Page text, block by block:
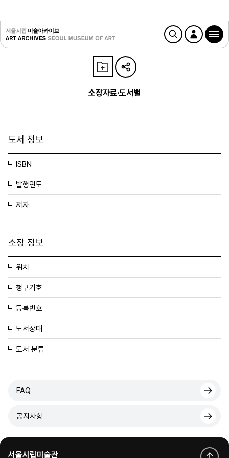
소장자료·도서별
도서 정보
ISBN
발행연도
저자
소장 정보
위치
청구기호
등록번호
도서상태
도서 분류
FAQ
공지사항